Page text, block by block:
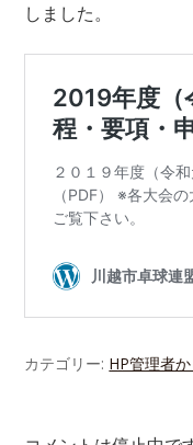
しました。
カテゴリー: HP管理者